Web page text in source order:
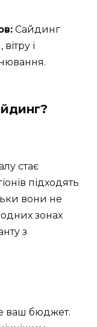
Сайдинг
і
стає
підходять
вони не
зонах
з
ваш бюджет.